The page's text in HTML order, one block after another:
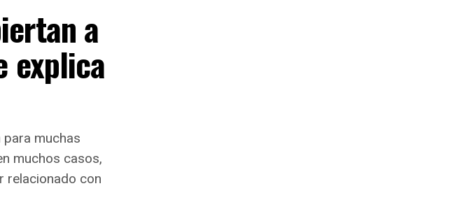
antes de
a
explica
muchas
muchos casos,
relacionado con